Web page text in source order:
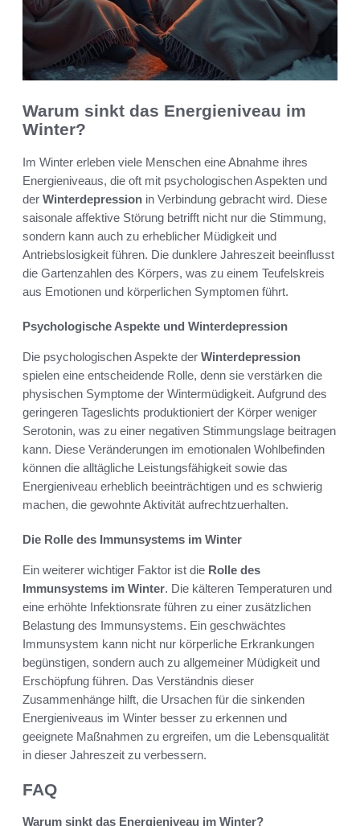
Warum sinkt das Energieniveau im
Winter?
Im Winter erleben viele Menschen eine Abnahme ihres
Energieniveaus, die oft mit psychologischen Aspekten und
der Winterdepression in Verbindung gebracht wird. Diese
saisonale affektive Störung betrifft nicht nur die Stimmung,
sondern kann auch zu erheblicher Müdigkeit und
Antriebslosigkeit führen. Die dunklere Jahreszeit beeinflusst
die Gartenzahlen des Körpers, was zu einem Teufelskreis
aus Emotionen und körperlichen Symptomen führt.
Psychologische Aspekte und Winterdepression
Die psychologischen Aspekte der Winterdepression
spielen eine entscheidende Rolle, denn sie verstärken die
physischen Symptome der Wintermüdigkeit. Aufgrund des
geringeren Tageslichts produktioniert der Körper weniger
Serotonin, was zu einer negativen Stimmungslage beitragen
kann. Diese Veränderungen im emotionalen Wohlbefinden
können die alltägliche Leistungsfähigkeit sowie das
Energieniveau erheblich beeinträchtigen und es schwierig
machen, die gewohnte Aktivität aufrechtzuerhalten.
Die Rolle des Immunsystems im Winter
Ein weiterer wichtiger Faktor ist die Rolle des
Immunsystems im Winter. Die kälteren Temperaturen und
eine erhöhte Infektionsrate führen zu einer zusätzlichen
Belastung des Immunsystems. Ein geschwächtes
Immunsystem kann nicht nur körperliche Erkrankungen
begünstigen, sondern auch zu allgemeiner Müdigkeit und
Erschöpfung führen. Das Verständnis dieser
Zusammenhänge hilft, die Ursachen für die sinkenden
Energieniveaus im Winter besser zu erkennen und
geeignete Maßnahmen zu ergreifen, um die Lebensqualität
in dieser Jahreszeit zu verbessern.
FAQ
Warum sinkt das Energieniveau im Winter?